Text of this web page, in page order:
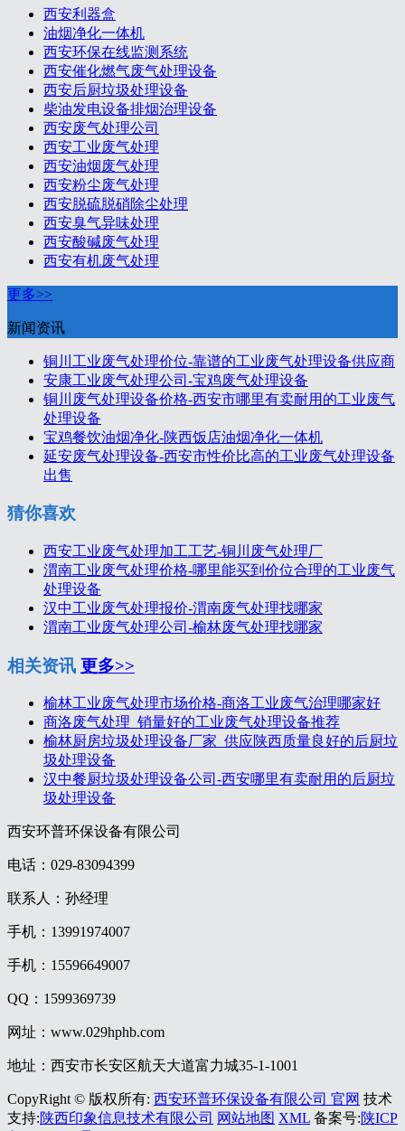
西安利器盒
油烟净化一体机
西安环保在线监测系统
西安催化燃气废气处理设备
西安后厨垃圾处理设备
柴油发电设备排烟治理设备
西安废气处理公司
西安工业废气处理
西安油烟废气处理
西安粉尘废气处理
西安脱硫脱硝除尘处理
西安臭气异味处理
西安酸碱废气处理
西安有机废气处理
更多>>
新闻资讯
铜川工业废气处理价位-靠谱的工业废气处理设备供应商
安康工业废气处理公司-宝鸡废气处理设备
铜川废气处理设备价格-西安市哪里有卖耐用的工业废气
处理设备
宝鸡餐饮油烟净化-陕西饭店油烟净化一体机
延安废气处理设备-西安市性价比高的工业废气处理设备
出售
猜你喜欢
西安工业废气处理加工工艺-铜川废气处理厂
渭南工业废气处理价格-哪里能买到价位合理的工业废气
处理设备
汉中工业废气处理报价-渭南废气处理找哪家
渭南工业废气处理公司-榆林废气处理找哪家
相关资讯 更多>>
榆林工业废气处理市场价格-商洛工业废气治理哪家好
商洛废气处理_销量好的工业废气处理设备推荐
榆林厨房垃圾处理设备厂家_供应陕西质量良好的后厨垃
圾处理设备
汉中餐厨垃圾处理设备公司-西安哪里有卖耐用的后厨垃
圾处理设备
西安环普环保设备有限公司
电话：029-83094399
联系人：孙经理
手机：13991974007
手机：15596649007
QQ：1599369739
网址：www.029hphb.com
地址：西安市长安区航天大道富力城35-1-1001
CopyRight © 版权所有: 西安环普环保设备有限公司 官网 技术
支持:陕西印象信息技术有限公司 网站地图 XML 备案号:陕ICP